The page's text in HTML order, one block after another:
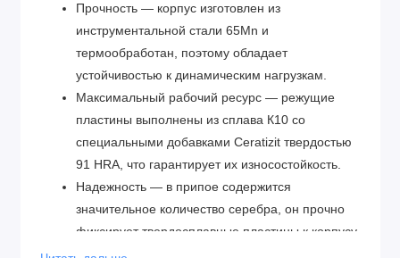
Прочность — корпус изготовлен из
инструментальной стали 65Mn и
термообработан, поэтому обладает
устойчивостью к динамическим нагрузкам.
Максимальный рабочий ресурс — режущие
пластины выполнены из сплава К10 со
специальными добавками Ceratizit твердостью
91 HRА, что гарантирует их износостойкость.
Надежность — в припое содержится
значительное количество серебра, он прочно
фиксирует твердосплавные пластины к корпусу
диска.